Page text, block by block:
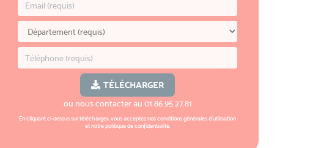
TÉLÉCHARGER
ou nous contacter au 01.86.95.27.81
En cliquant ci-dessus sur télécharger, vous acceptez nosconditions générales d'utilisation
et notrepolitique de confidentialité.